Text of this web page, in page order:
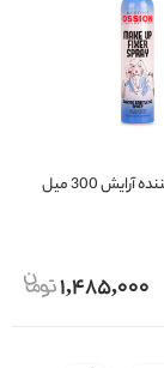
اسپری تثبیت کننده آرایش 300 میل
1,485,000